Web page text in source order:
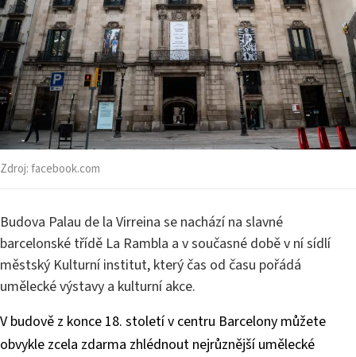
Zdroj:facebook.com
Budova Palau de la Virreina se nachází na slavné
barcelonské třídě La Rambla a v současné době v ní sídlí
městský Kulturní institut, který čas od času pořádá
umělecké výstavy a kulturní akce.
V budově z konce 18. století v centru Barcelony můžete
obvykle zcela zdarma zhlédnout nejrůznější umělecké